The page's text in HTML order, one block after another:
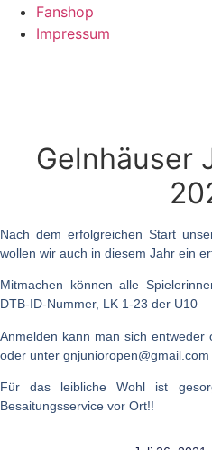
Fanshop
Impressum
Gelnhäuser
Nach dem erfolgreichen Start
wollen wir auch in diesem Jahr ein
Mitmachen können alle
DTB-ID-Nummer, LK 1-23 der U10 –
Anmelden kann man sich
oder unter gnjunioropen@gmail.com
Für das leibliche Wohl ist
Besaitungsservice vor Ort!!